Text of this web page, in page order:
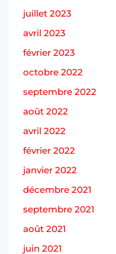
juillet 2023
avril 2023
février 2023
octobre 2022
septembre 2022
août 2022
avril 2022
février 2022
janvier 2022
décembre 2021
septembre 2021
août 2021
juin 2021